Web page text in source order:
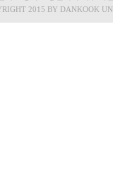
2015 BY DANKOOK